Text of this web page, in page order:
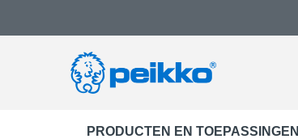
PRODUCTEN EN TOEPASSINGEN